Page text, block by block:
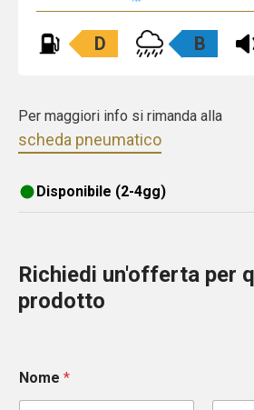
D B
Per maggiori info si rimanda alla
scheda pneumatico
Disponibile (2-4gg)
Richiedi un'offerta per
prodotto
Nome *